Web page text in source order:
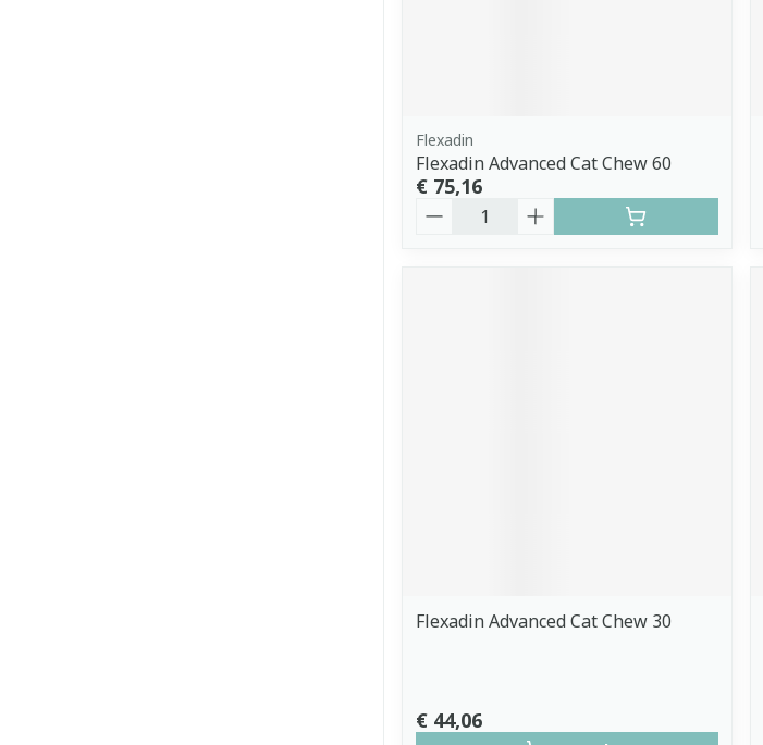
Flexadin
Flexadin Advanced Cat Chew 60
€ 75,16
Flexadin Advanced Cat Chew 30
€ 44,06